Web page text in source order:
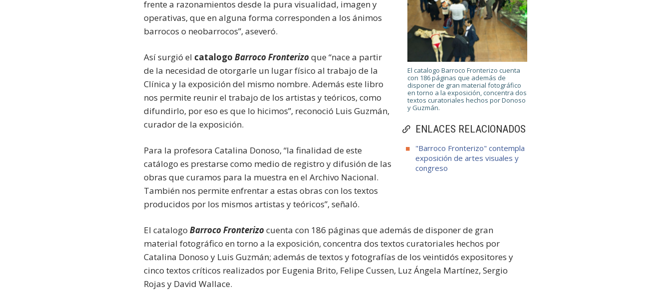
El catalogo Barroco Fronterizo cuenta
con 186 páginas que además de
disponer de gran material fotográfico
en torno a la exposición, concentra dos
textos curatoriales hechos por Donoso
y Guzmán.
ENLACES RELACIONADOS
"Barroco Fronterizo" contempla
exposición de artes visuales y
congreso
frente a razonamientos desde la pura visualidad, imagen y
operativas, que en alguna forma corresponden a los ánimos
barrocos o neobarrocos”, aseveró.
Así surgió el catalogo Barroco Fronterizoque “nace a partir
de la necesidad de otorgarle un lugar físico al trabajo de la
Clínica y la exposición del mismo nombre. Además este libro
nos permite reunir el trabajo de los artistas y teóricos, como
difundirlo, por eso es que lo hicimos”, reconoció Luis Guzmán,
curador de la exposición.
Para la profesora Catalina Donoso, “la finalidad de este
catálogo es prestarse como medio de registro y difusión de las
obras que curamos para la muestra en el Archivo Nacional.
También nos permite enfrentar a estas obras con los textos
producidos por los mismos artistas y teóricos”, señaló.
El catalogo Barroco Fronterizocuenta con 186 páginas que además de disponer de gran
material fotográfico en torno a la exposición, concentra dos textos curatoriales hechos por
Catalina Donoso y Luis Guzmán; además de textos y fotografías de los veintidós expositores y
cinco textos críticos realizados por Eugenia Brito, Felipe Cussen, Luz Ángela Martínez, Sergio
Rojas y David Wallace.